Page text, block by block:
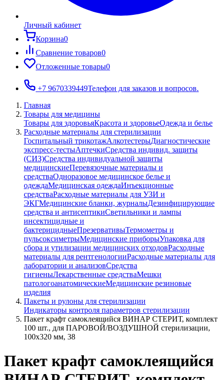
Личный кабинет
Корзина0
Сравнение товаров0
Отложенные товары0
+7 9670339449Телефон для заказов и вопросов.
Главная
Товары для медицины
Товары для здоровьяКрасота и здоровьеОдежда и белье
Расходные материалы для стерилизации
Госпитальный трикотажАлкотестерыДиагностические
экспресс-тестыАптечкиСредства индивид. защиты
(СИЗ)Средства индивидуальной защиты
медицинскиеПеревязочные материалы и
средстваОдноразовое медицинское белье и
одеждаМедицинская одеждаИнъекционные
средстваРасходные материалы для УЗИ и
ЭКГМедицинские бланки, журналыДезинфицирующие
средства и антисептикиСветильники и лампы
инсектицидные и
бактерицидныеПрезервативыТермометры и
пульсоксиметрыМедицинские приборыУпаковка для
сбора и утилизации медицинских отходовРасходные
материалы для рентгенологииРасходные материалы для
лаборатории и анализовСредства
гигиеныЛекарственные средстваМешки
патологоанатомическиеМедицинские резиновые
изделия
Пакеты и рулоны для стерилизации
Индикаторы контроля параметров стерилизации
Пакет крафт самоклеящийся ВИНАР СТЕРИТ, комплект
100 шт., для ПАРОВОЙ/ВОЗДУШНОЙ стерилизации,
100х320 мм, 38
Пакет крафт самоклеящийся